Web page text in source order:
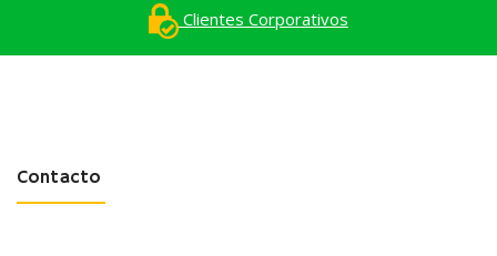
Clientes Corporativos
Contacto